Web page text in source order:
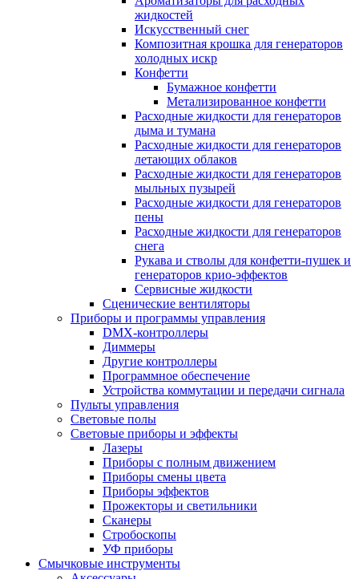
жидкостей
Искусственный снег
Композитная крошка для генераторов
холодных искр
Конфетти
Бумажное конфетти
Метализированное конфетти
Расходные жидкости для генераторов
дыма и тумана
Расходные жидкости для генераторов
летающих облаков
Расходные жидкости для генераторов
мыльных пузырей
Расходные жидкости для генераторов
пены
Расходные жидкости для генераторов
снега
Рукава и стволы для конфетти-пушек и
генераторов крио-эффектов
Сервисные жидкости
Сценические вентиляторы
Приборы и программы управления
DMX-контроллеры
Диммеры
Другие контроллеры
Программное обеспечение
Устройства коммутации и передачи сигнала
Пульты управления
Световые полы
Световые приборы и эффекты
Лазеры
Приборы с полным движением
Приборы смены цвета
Приборы эффектов
Прожекторы и светильники
Сканеры
Стробоскопы
УФ приборы
Смычковые инструменты